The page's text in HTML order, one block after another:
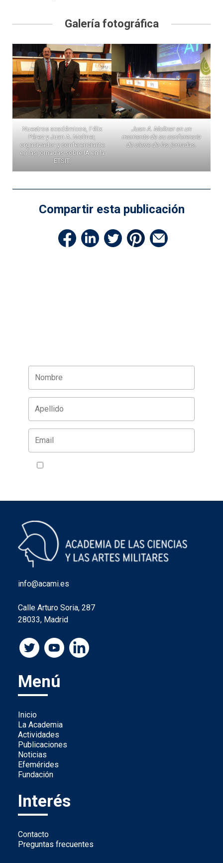
Galería fotográfica
Nuestros académicos, Félix
Pérez y Juan A. Moliner,
organizador y conferenciante
en las jornadas sobre IA en la
ETSIT.
Juan A. Moliner en un
momento de su conferencia
de cierre de las jornadas.
Compartir esta publicación
info@acami.es
Calle Arturo Soria, 287
28033, Madrid
Menú
Inicio
La Academia
Actividades
Publicaciones
Noticias
Efemérides
Fundación
Interés
Contacto
Preguntas frecuentes